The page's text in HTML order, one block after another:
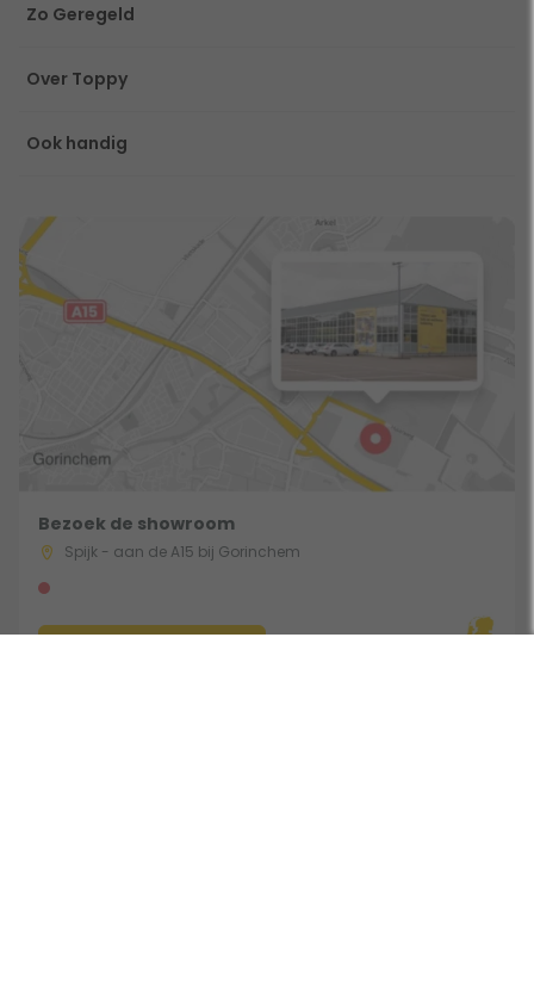
Zo Geregeld
Over Toppy
Ook handig
Bezoek de showroom
Spijk - aan de A15 bij Gorinchem